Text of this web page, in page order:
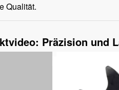
Qualität.
Präzision und